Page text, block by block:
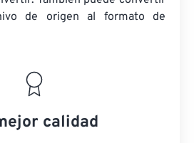
de origen al formato de
calidad